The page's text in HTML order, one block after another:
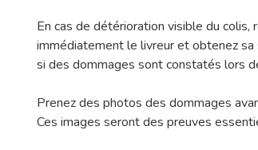
En cas de détérioration visible du colis,
immédiatement le livreur et obtenez
si des dommages sont constatés lors
Prenez des photos des dommages
Ces images seront des preuves